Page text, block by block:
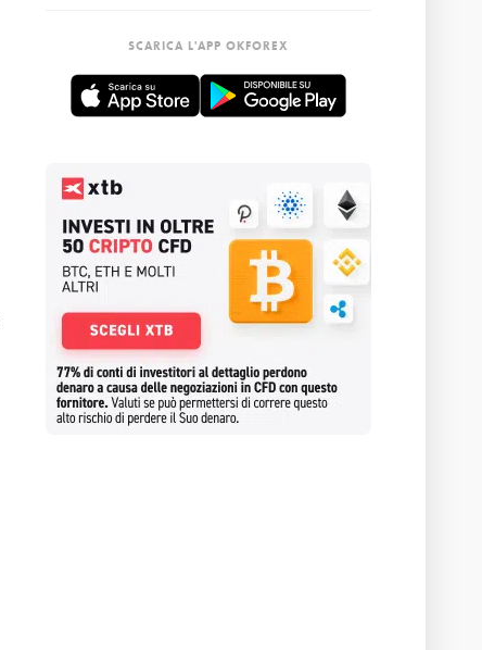
SCARICA L'APP OKFOREX